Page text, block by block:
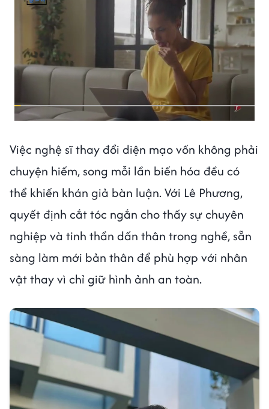
Việc nghệ sĩ thay đổi diện mạo vốn không phải
chuyện hiếm, song mỗi lần biến hóa đều có
thể khiến khán giả bàn luận. Với Lê Phương,
quyết định cắt tóc ngắn cho thấy sự chuyên
nghiệp và tinh thần dấn thân trong nghề, sẵn
sàng làm mới bản thân để phù hợp với nhân
vật thay vì chỉ giữ hình ảnh an toàn.